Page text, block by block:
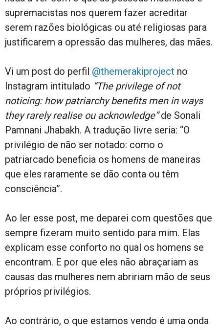
supremacistas nos querem fazer acreditar
serem razões biológicas ou até religiosas para
justificarem a opressão das mulheres, das mães.
Vi um post do perfil @themerakiproject no
Instagram intitulado “The privilege of not
noticing: how patriarchy benefits men in ways
they rarely realise ou acknowledge”de Sonali
Pamnani Jhabakh. A tradução livre seria: “O
privilégio de não ser notado: como o
patriarcado beneficia os homens de maneiras
que eles raramente se dão conta ou têm
consciência”.
Ao ler esse post, me deparei com questões que
sempre fizeram muito sentido para mim. Elas
explicam esse conforto no qual os homens se
encontram. E por que eles não abraçariam as
causas das mulheres nem abririam mão de seus
próprios privilégios.
Ao contrário, o que estamos vendo é uma onda